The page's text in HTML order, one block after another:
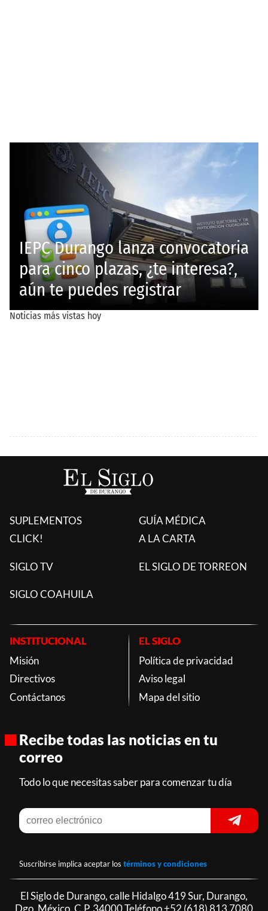
SUPLEMENTOS
CLICK!
GUÍA MÉDICA
A LA CARTA
SIGLO TV EL SIGLO DE TORREON
SIGLO COAHUILA
INSTITUCIONAL
Misión
Directivos
Contáctanos
EL SIGLO
Política de privacidad
Aviso legal
Mapa del sitio
Recibe todas las noticias en tu
correo
Todo lo que necesitas saber para comenzar tu día
Suscribirse implica aceptar los términos y condiciones
El Siglo de Durango, calle Hidalgo 419 Sur, Durango,
Dgo. México, C.P. 34000 Teléfono+52 (618) 813 7080